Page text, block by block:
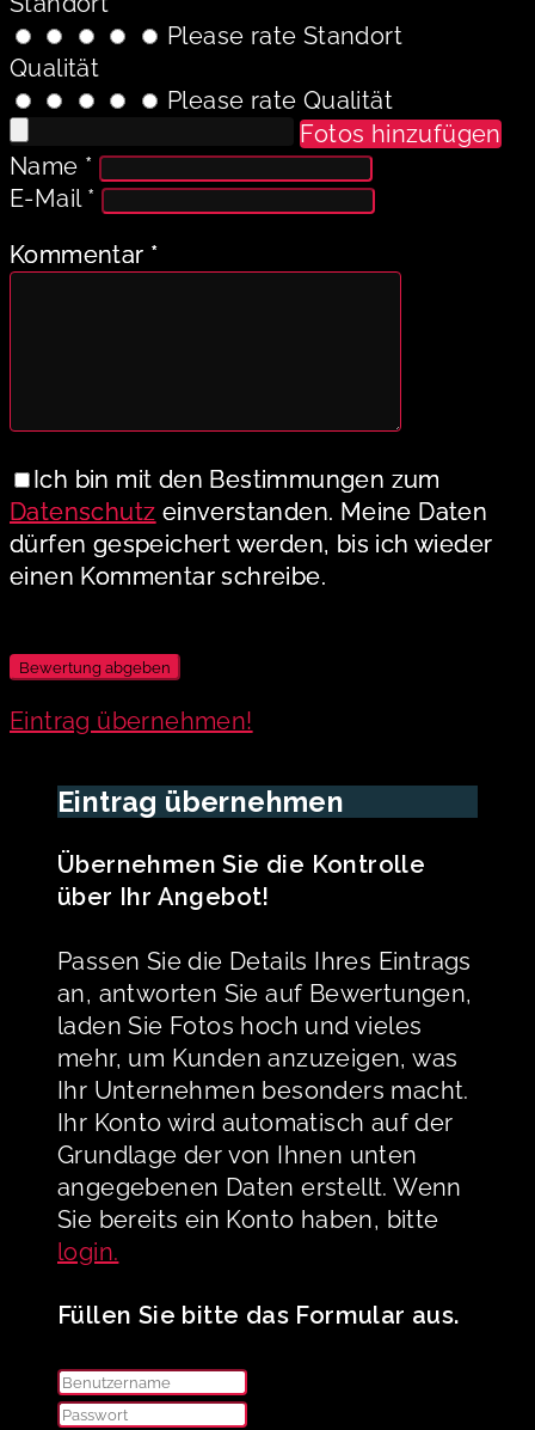
Please rate Standort
Qualität
Please rate Qualität
Fotos hinzufügen
Name *
E-Mail *
Kommentar *
Ich bin mit den Bestimmungen zum
Datenschutz einverstanden. Meine Daten
dürfen gespeichert werden, bis ich wieder
einen Kommentar schreibe.
Eintrag übernehmen!
Eintrag übernehmen
Übernehmen Sie die Kontrolle
über Ihr Angebot!
Passen Sie die Details Ihres Eintrags
an, antworten Sie auf Bewertungen,
laden Sie Fotos hoch und vieles
mehr, um Kunden anzuzeigen, was
Ihr Unternehmen besonders macht.
Ihr Konto wird automatisch auf der
Grundlage der von Ihnen unten
angegebenen Daten erstellt. Wenn
Sie bereits ein Konto haben, bitte
login.
Füllen Sie bitte das Formular aus.